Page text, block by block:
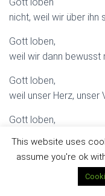
nicht, weil wir über ihn
Gott loben,
weil wir dann bewusst
Gott loben,
weil unser Herz,
Gott loben,
Gott loben
im Chor Glaubender
This website uses
assume you're ok